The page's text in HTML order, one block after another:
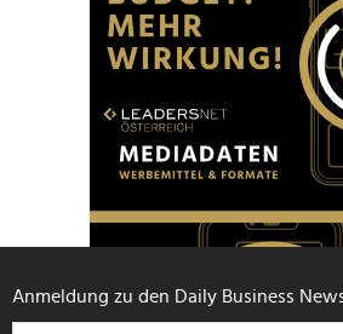
Anmeldung zu den Daily Business